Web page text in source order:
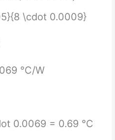
\cdot 0.0009}
°C/W
0.0069 = 0.69 °C